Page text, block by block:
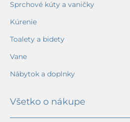
Sprchové kúty a vaničky
Kúrenie
Toalety a bidety
Vane
Nábytok a doplnky
Všetko o nákupe